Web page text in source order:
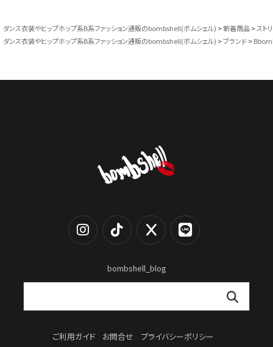
ダンス衣装やヒップホップ系B系ファッション通販のbombshell(ボムシェル) 新着商品
スト
ダンス衣装やヒップホップ系B系ファッション通販のbombshell(ボムシェル)
ブランド
bombshell_blog
ご利用ガイド お問合せ
プライバシーポリシー